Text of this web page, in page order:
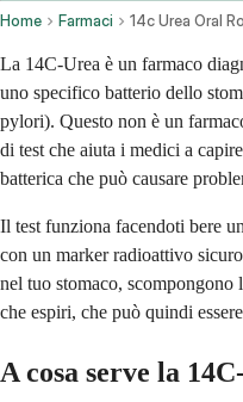
Home Farmaci 14c Urea Oral
La 14C-Urea è un farmaco
uno specifico batterio dello
pylori). Questo non è un
di test che aiuta i medici a
batterica che può causare
Il test funziona facendoti bere
con un marker radioattivo
nel tuo stomaco, scompongono
che espiri, che può quindi
A cosa serve la